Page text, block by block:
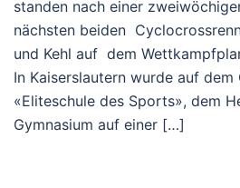
standen nach einer
nächsten beiden
und Kehl auf dem
In Kaiserslautern wurde auf dem
«Eliteschule des Sports», dem
Gymnasium auf einer […]